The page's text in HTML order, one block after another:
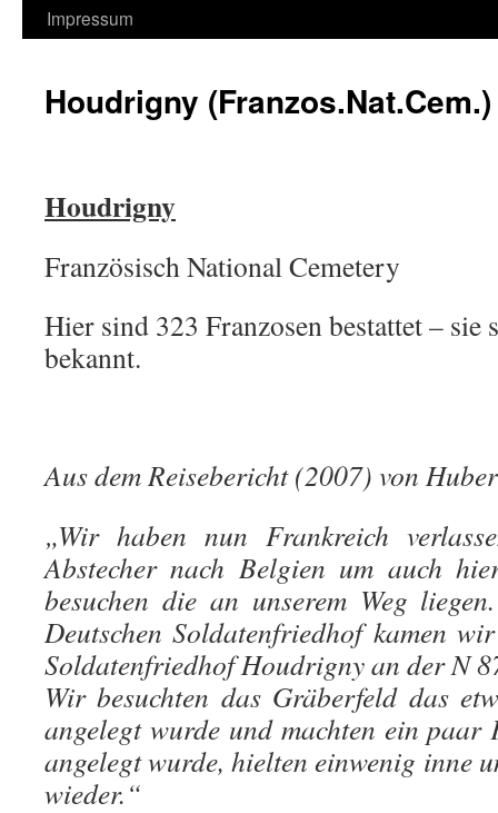
Impressum
Houdrigny (Franzos.Nat.Cem.)
Houdrigny
Französisch National Cemetery
Hier sind 323 Franzosen bestattet – sie
bekannt.
Aus dem Reisebericht (2007) von
„Wir haben nun Frankreich
Abstecher nach Belgien um auch
besuchen die an unserem Weg
Deutschen Soldatenfriedhof kamen
Soldatenfriedhof Houdrigny an der N
Wir besuchten das Gräberfeld das
angelegt wurde und machten ein
angelegt wurde, hielten einwenig inne
wieder.“